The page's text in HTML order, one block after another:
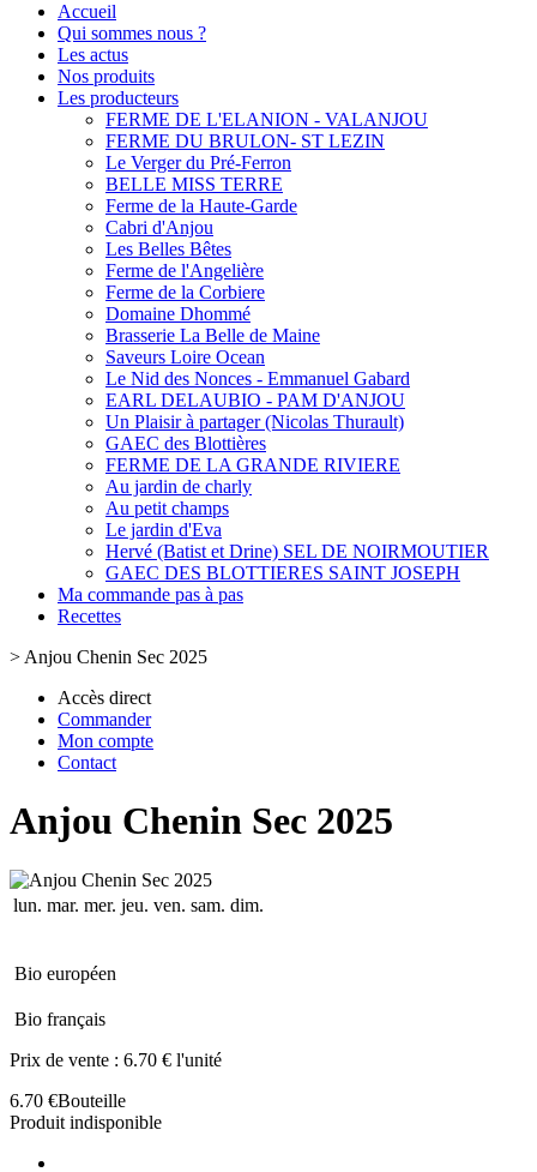
Accueil
Qui sommes nous ?
Les actus
Nos produits
Les producteurs
FERME DE L'ELANION - VALANJOU
FERME DU BRULON- ST LEZIN
Le Verger du Pré-Ferron
BELLE MISS TERRE
Ferme de la Haute-Garde
Cabri d'Anjou
Les Belles Bêtes
Ferme de l'Angelière
Ferme de la Corbiere
Domaine Dhommé
Brasserie La Belle de Maine
Saveurs Loire Ocean
Le Nid des Nonces - Emmanuel Gabard
EARL DELAUBIO - PAM D'ANJOU
Un Plaisir à partager (Nicolas Thurault)
GAEC des Blottières
FERME DE LA GRANDE RIVIERE
Au jardin de charly
Au petit champs
Le jardin d'Eva
Hervé (Batist et Drine) SEL DE NOIRMOUTIER
GAEC DES BLOTTIERES SAINT JOSEPH
Ma commande pas à pas
Recettes
> Anjou Chenin Sec 2025
Accès direct
Commander
Mon compte
Contact
Anjou Chenin Sec 2025
lun. mar. mer. jeu. ven. sam. dim.
Bio européen
Bio français
Prix de vente : 6.70 € l'unité
6.70 €Bouteille
Produit indisponible